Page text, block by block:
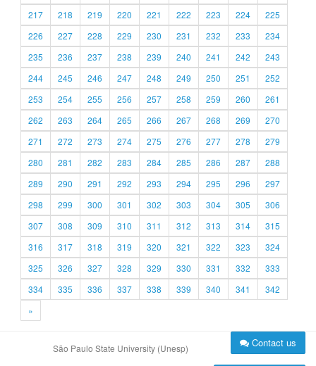
217
218 219 220 221 222 223 224
225
226
227 228 229 230 231 232 233
234
235
236 237 238 239 240 241 242
243
244
245 246 247 248 249 250 251
252
253
254 255 256 257 258 259 260
261
262
263 264 265 266 267 268 269
270
271
272 273 274 275 276 277 278
279
280
281 282 283 284 285 286 287
288
289
290 291 292 293 294 295 296
297
298
299 300 301 302 303 304 305
306
307
308 309 310 311 312 313 314
315
316
317 318 319 320 321 322 323
324
325
326 327 328 329 330 331 332
333
334
335 336 337 338 339 340 341
342
»
São Paulo State University (Unesp) Contact us